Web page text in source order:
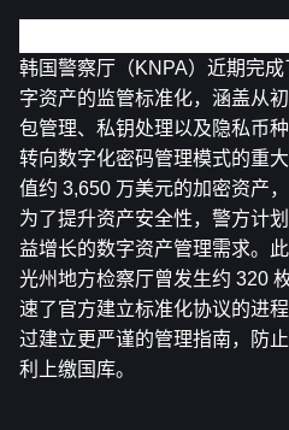
韩国警察厅（KNPA）近期完
字资产的监管标准化，涵盖从
包管理、私钥处理以及隐私币
转向数字化密码管理模式的重
值约 3,650 万美元的加密资产
为了提升资产安全性，警方计
益增长的数字资产管理需求。
光州地方检察厅曾发生约 320
速了官方建立标准化协议的进
过建立更严谨的管理指南，防
利上缴国库。